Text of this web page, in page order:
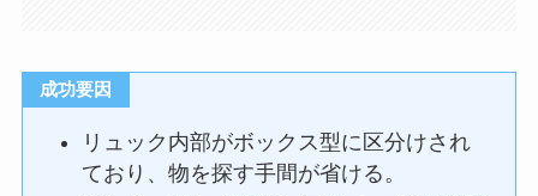
成功要因
リュック内部がボックス型に区分けされ
ており、物を探す手間が省ける。